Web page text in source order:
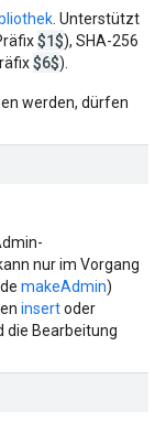
. Unterstützt
$1$), SHA-256
$6$).
werden, dürfen
nur im Vorgang
makeAdmin)
insertoder
die Bearbeitung